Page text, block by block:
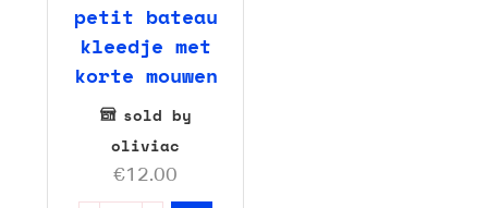
petit bateau
kleedje met
korte mouwen
sold by
oliviac
€12.00